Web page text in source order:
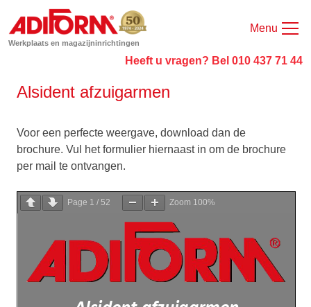
Werkplaats en magazijninrichtingen
Menu
Heeft u vragen? Bel 010 437 71 44
Alsident afzuigarmen
Voor een perfecte weergave, download dan de
brochure. Vul het formulier hiernaast in om de brochure
per mail te ontvangen.
Page 1 / 52 Zoom 100%